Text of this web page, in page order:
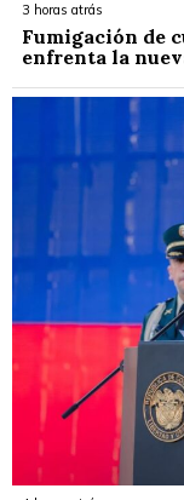
3 horas atrás
Fumigación de
enfrenta la